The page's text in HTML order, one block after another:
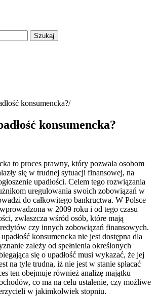
konsumencka?
konsumencka?
to proces prawny, który pozwala osobom
się w trudnej sytuacji finansowej, na
upadłości. Celem tego rozwiązania
uregulowania swoich zobowiązań w
do całkowitego bankructwa. W Polsce
w 2009 roku i od tego czasu
zwłaszcza wśród osób, które mają
czy innych zobowiązań finansowych.
konsumencka nie jest dostępna dla
zależy od spełnienia określonych
się o upadłość musi wykazać, że jej
na tyle trudna, iż nie jest w stanie spłacać
ten obejmuje również analizę majątku
co ma na celu ustalenie, czy możliwe
w jakimkolwiek stopniu.